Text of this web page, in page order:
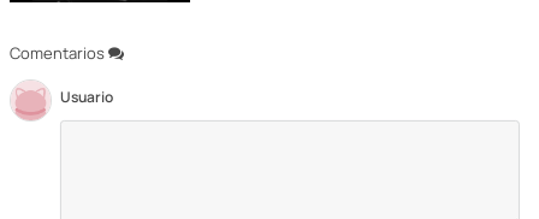
Comentarios
Usuario